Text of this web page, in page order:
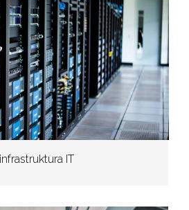
IT